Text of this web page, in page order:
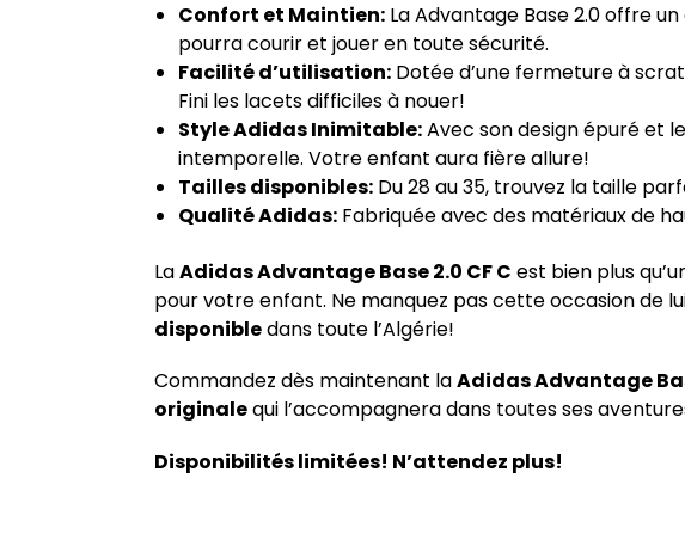
Confort et Maintien:La Advantage Base 2.0 offre
pourra courir et jouer en toute sécurité.
Facilité d’utilisation:Dotée d’une fermeture à
Fini les lacets difficiles à nouer!
Style Adidas Inimitable:Avec son design épuré et
intemporelle. Votre enfant aura fière allure!
Tailles disponibles:Du 28 au 35, trouvez la taille
Qualité Adidas:Fabriquée avec des matériaux de
LaAdidas Advantage Base 2.0 CF C est bien plus
pour votre enfant. Ne manquez pas cette occasion de
disponibledans toute l’Algérie!
Commandez dès maintenant laAdidas Advantage
originalequi l’accompagnera dans toutes ses
Disponibilités limitées! N’attendez plus!